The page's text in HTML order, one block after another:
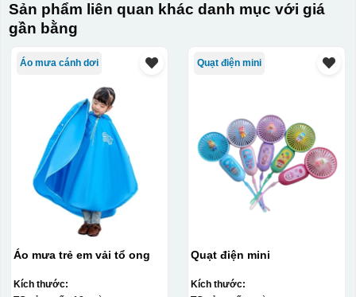
Sản phẩm liên quan khác danh mục với giá
gần bằng
Áo mưa cánh dơi
Áo mưa trẻ em vải tổ ong
Kích thước:
Quạt điện mini
Quạt điện mini
Kích thước: